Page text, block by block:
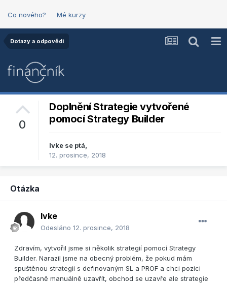
Co nového? Mé kurzy
Dotazy a odpovědi
0
Doplnění Strategie vytvořené
pomocí Strategy Builder
Ivke se ptá,
12. prosince, 2018
Otázka
Ivke
Odesláno 12. prosince, 2018
Zdravím, vytvořil jsme si několik strategií pomocí Strategy
Builder. Narazil jsme na obecný problém, že pokud mám
spuštěnou strategii s definovaným SL a PROF a chci pozici
předčasně manuálně uzavřít, obchod se uzavře ale strategie